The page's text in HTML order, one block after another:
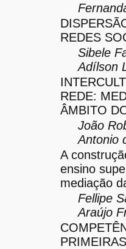
REDES
Sibele
Adílson
REDE:
ÂMBITO
João
Antonio
A
ensino
mediação
Fellipe
Araújo